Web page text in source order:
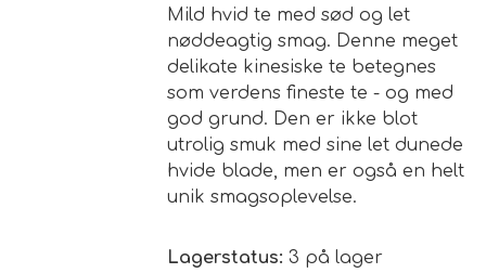
Løsvægt teer
Sort Te
Grøn Te
Grøn Hvid Te
Hvid Te
Chaplon Te
Kusmi Te
Matcha te og tilbehør
Nyheder
Åbningstider
Mild hvid te med sød og let
nøddeagtig smag. Denne meget
delikate kinesiske te betegnes
som verdens fineste te - og med
god grund. Den er ikke blot
utrolig smuk med sine let dunede
hvide blade, men er også en helt
unik smagsoplevelse.
Lagerstatus: 3 på lager